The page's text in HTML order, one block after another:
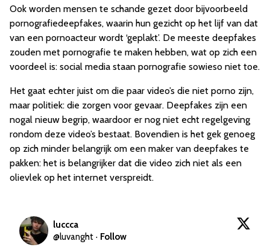
Ook worden mensen te schande gezet door bijvoorbeeld
pornografiedeepfakes, waarin hun gezicht op het lijf van dat
van een pornoacteur wordt ‘geplakt’. De meeste deepfakes
zouden met pornografie te maken hebben, wat op zich een
voordeel is: social media staan pornografie sowieso niet toe.
Het gaat echter juist om die paar video’s die niet porno zijn,
maar politiek: die zorgen voor gevaar. Deepfakes zijn een
nogal nieuw begrip, waardoor er nog niet echt regelgeving
rondom deze video’s bestaat. Bovendien is het gek genoeg
op zich minder belangrijk om een maker van deepfakes te
pakken: het is belangrijker dat die video zich niet als een
olievlek op het internet verspreidt.
luccca
@luvanght · Follow